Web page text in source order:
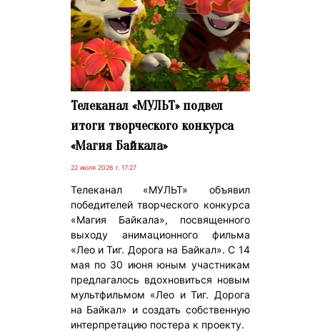
Телеканал «МУЛЬТ» подвел
итоги творческого конкурса
«Магия Байкала»
22 июля 2026 г. 17:27
Телеканал «МУЛЬТ» объявил
победителей творческого конкурса
«Магия Байкала», посвященного
выходу анимационного фильма
«Лео и Тиг. Дорога на Байкал». С 14
мая по 30 июня юным участникам
предлагалось вдохновиться новым
мультфильмом «Лео и Тиг. Дорога
на Байкал» и создать собственную
интерпретацию постера к проекту.